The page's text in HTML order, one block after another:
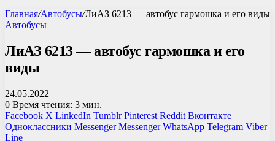
Главная/Автобусы/ЛиАЗ 6213 — автобус гармошка и его виды
Автобусы
ЛиАЗ 6213 — автобус гармошка и его
виды
24.05.2022
0 Время чтения: 3 мин.
Facebook X LinkedIn Tumblr Pinterest Reddit Вконтакте
Одноклассники Messenger Messenger WhatsApp Telegram Viber
Line